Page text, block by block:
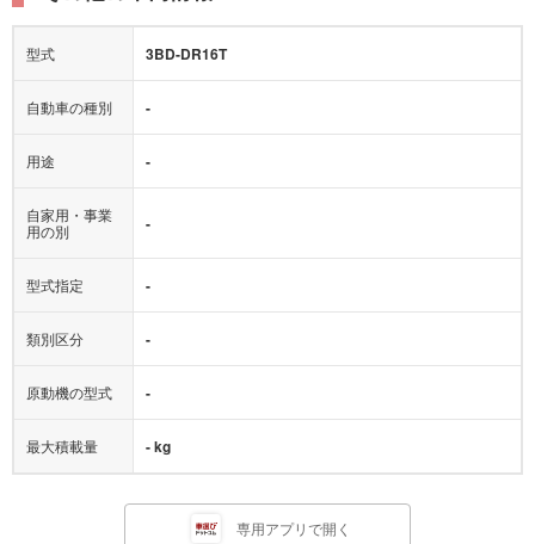
型式 3BD-DR16T
自動車の種別 -
用途 -
自家用・事業
用の別
-
型式指定 -
類別区分 -
原動機の型式 -
最大積載量 - kg
専用アプリで開く